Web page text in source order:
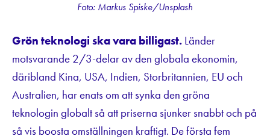
Foto: Markus Spiske/Unsplash
Grön teknologi ska vara billigast. Länder
motsvarande 2/3-delar av den globala ekonomin,
däribland Kina, USA, Indien, Storbritannien, EU och
Australien, har enats om att synka den gröna
teknologin globalt så att priserna sjunker snabbt och på
så vis boosta omställningen kraftigt. De första fem